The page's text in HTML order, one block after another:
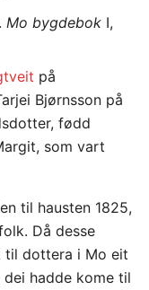
Mo bygdebok I,
på
Bjørnsson på
fødd
som vart
til hausten 1825,
Då desse
til dottera i Mo eit
hadde kome til